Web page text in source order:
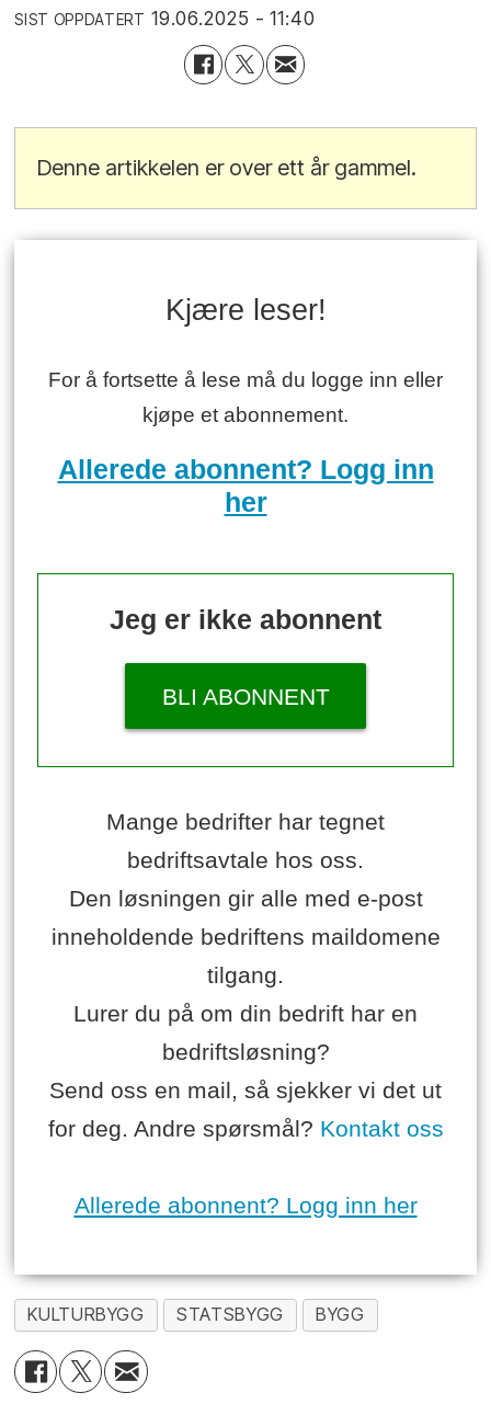
SIST OPPDATERT 19.06.2025 - 11:40
Denne artikkelen er over ett år gammel.
Kjære leser!
For å fortsette å lese må du logge inn eller
kjøpe et abonnement.
Allerede abonnent? Logg inn
her
Jeg er ikke abonnent
BLI ABONNENT
Mange bedrifter har tegnet
bedriftsavtale hos oss.
Den løsningen gir alle med e-post
inneholdende bedriftens maildomene
tilgang.
Lurer du på om din bedrift har en
bedriftsløsning?
Send oss en mail, så sjekker vi det ut
for deg. Andre spørsmål? Kontakt oss
Allerede abonnent? Logg inn her
KULTURBYGG STATSBYGG BYGG